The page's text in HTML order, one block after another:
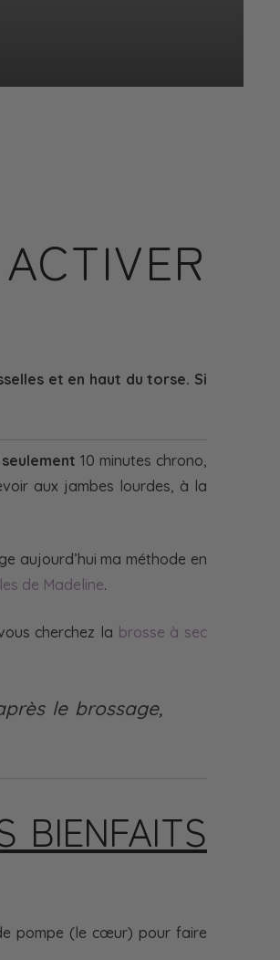
et en haut du torse. Si
seulement 10 minutes chrono,
aux jambes lourdes, à la
aujourd’hui ma méthode en
de Madeline.
cherchez la brosse à sec
le brossage,
BIENFAITS
pompe (le cœur) pour faire